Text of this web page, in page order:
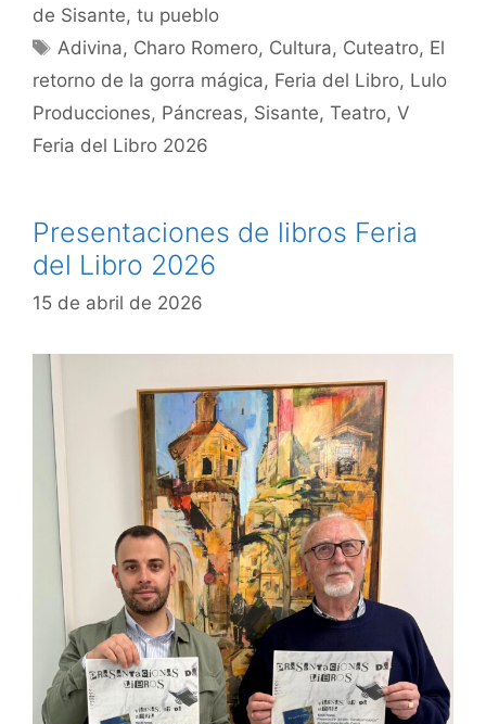
de Sisante, tu pueblo
Adivina, Charo Romero, Cultura, Cuteatro, El
retorno de la gorra mágica, Feria del Libro, Lulo
Producciones, Páncreas, Sisante, Teatro, V
Feria del Libro 2026
Presentaciones de libros Feria
del Libro 2026
15 de abril de 2026